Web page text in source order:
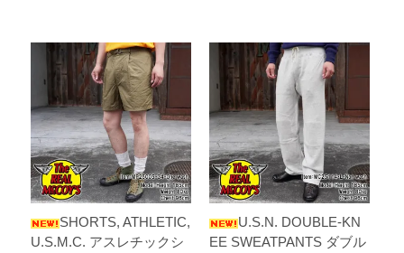
SHORTS, ATHLETIC,
U.S.M.C. アスレチックシ
U.S.N. DOUBLE-KN
EE SWEATPANTS ダブル